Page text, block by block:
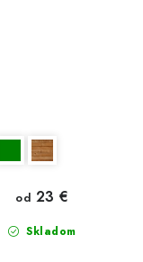
Skladom
od 23 €